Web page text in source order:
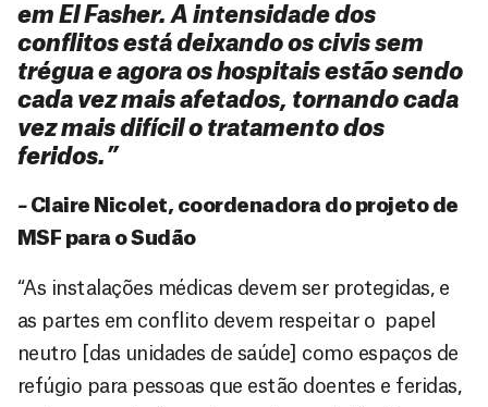
em El Fasher. A intensidade dos
conflitos está deixando os civis sem
tréguae agora os hospitais estão sendo
cada vez mais afetados, tornando cada
vez mais difícil o tratamento dos
feridos.”
–Claire Nicolet, coordenadora do projeto de
MSF para o Sudão
“As instalações médicas devem ser protegidas, e
as partes em conflito devem respeitar o papel
neutro [das unidades de saúde] como espaços de
refúgio para pessoas que estão doentes e feridas,